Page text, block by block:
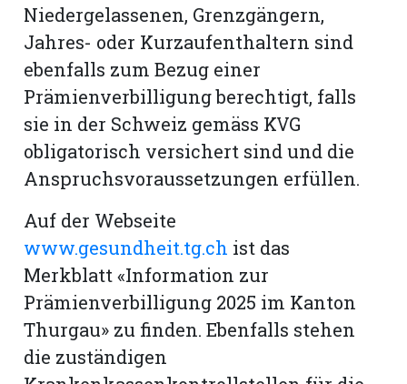
Niedergelassenen, Grenzgängern,
Jahres- oder Kurzaufenthaltern sind
ebenfalls zum Bezug einer
Prämienverbilligung berechtigt, falls
sie in der Schweiz gemäss KVG
obligatorisch versichert sind und die
Anspruchsvoraussetzungen erfüllen.
Auf der Webseite
www.gesundheit.tg.ch ist das
Merkblatt «Information zur
Prämienverbilligung 2025 im Kanton
Thurgau» zu finden. Ebenfalls stehen
die zuständigen